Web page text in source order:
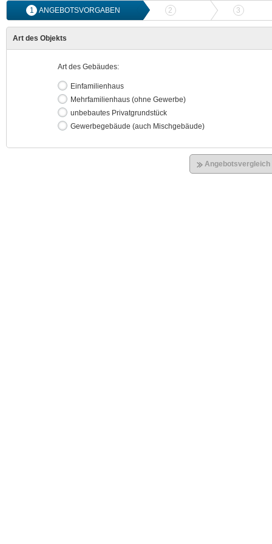
1 ANGEBOTSVORGABEN 2 ANGEBOTSVERGLEICH
3
Art des Objekts
Art des Gebäudes:
Einfamilienhaus
Mehrfamilienhaus (ohne Gewerbe)
unbebautes Privatgrundstück
Gewerbegebäude (auch Mischgebäude)
Angebotsvergleich